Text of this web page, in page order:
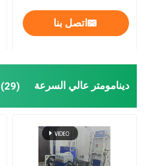
اتصل بنا
دينامومتر عالي السرعة (29)